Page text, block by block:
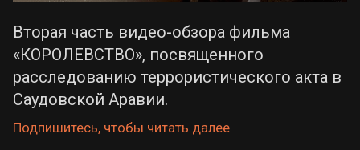
Вторая часть видео-обзора фильма
«КОРОЛЕВСТВО», посвященного
расследованию террористического акта в
Саудовской Аравии.
Подпишитесь, чтобы читать далее